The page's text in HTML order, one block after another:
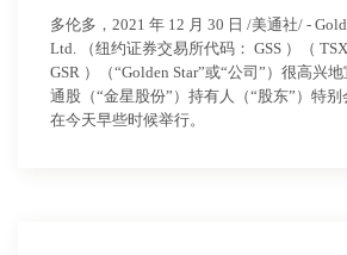
多伦多，2021 年 12 月 30 日 /美通社/ -
Ltd. （纽约证券交易所代码： GSS ）（ TSX
GSR ）（“Golden Star”或“公司”）很高兴
通股（“金星股份”）持有人（“股东”）特
在今天早些时候举行。